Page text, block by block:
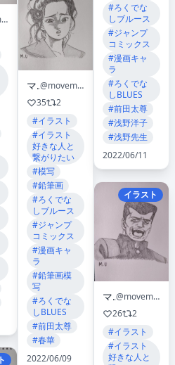
@movemasayuki
マサ
@movemasayuki
35
2
#イラスト
#イラスト
好きな人と
繋がりたい
#模写
#鉛筆画
#ろくでな
しブルース
#ジャンプ
コミックス
#漫画キャ
ラ
#鉛筆画模
写
#ろくでな
しBLUES
#前田太尊
#春華
2022/06/09
#ろくでな
しブルース
#ジャンプ
コミックス
#漫画キャ
ラ
#ろくでな
しBLUES
#前田太尊
#浅野洋子
#浅野先生
2022/06/11
イラスト
マサ
@movemasayuki
26
2
#イラスト
#イラスト
好きな人と